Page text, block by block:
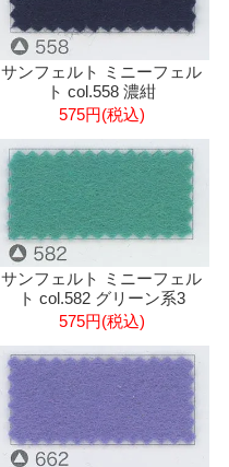
サンフェルト ミニーフェル
ト col.558 濃紺
575円(税込)
サンフェルト ミニーフェル
ト col.582 グリーン系3
575円(税込)